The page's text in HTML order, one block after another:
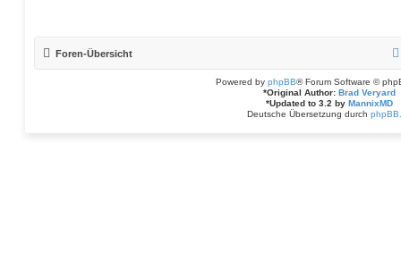
Foren-Übersicht
Powered by phpBB® Forum Software ©
*Original Author: Brad Veryard
*Updated to 3.2 by MannixMD
Deutsche Übersetzung durch